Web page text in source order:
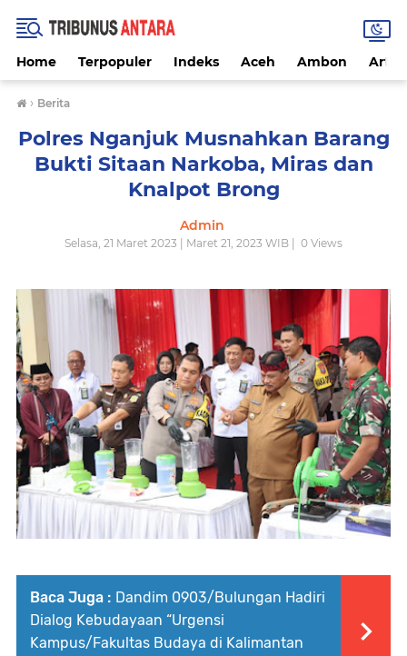
Home Terpopuler Indeks Aceh Ambon
› Berita
Polres Nganjuk Musnahkan Barang
Bukti Sitaan Narkoba, Miras dan
Knalpot Brong
Admin
Selasa, 21 Maret 2023 | Maret 21, 2023 WIB | 0 Views
Baca Juga : Dandim 0903/Bulungan Hadiri
Dialog Kebudayaan “Urgensi
Kampus/Fakultas Budaya di Kalimantan